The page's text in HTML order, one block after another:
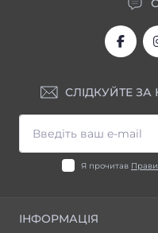
СЛІДКУЙТЕ
Я прочитав
ІНФОРМАЦІЯ